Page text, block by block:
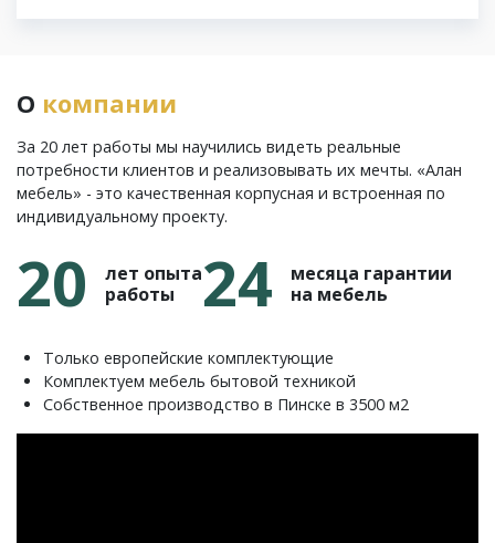
О компании
За 20 лет работы мы научились видеть реальные
потребности клиентов и реализовывать их мечты. «Алан
мебель» - это качественная корпусная и встроенная по
индивидуальному проекту.
20
лет опыта
работы
24
месяца гарантии
на мебель
Только европейские комплектующие
Комплектуем мебель бытовой техникой
Собственное производство в Пинске в 3500 м2